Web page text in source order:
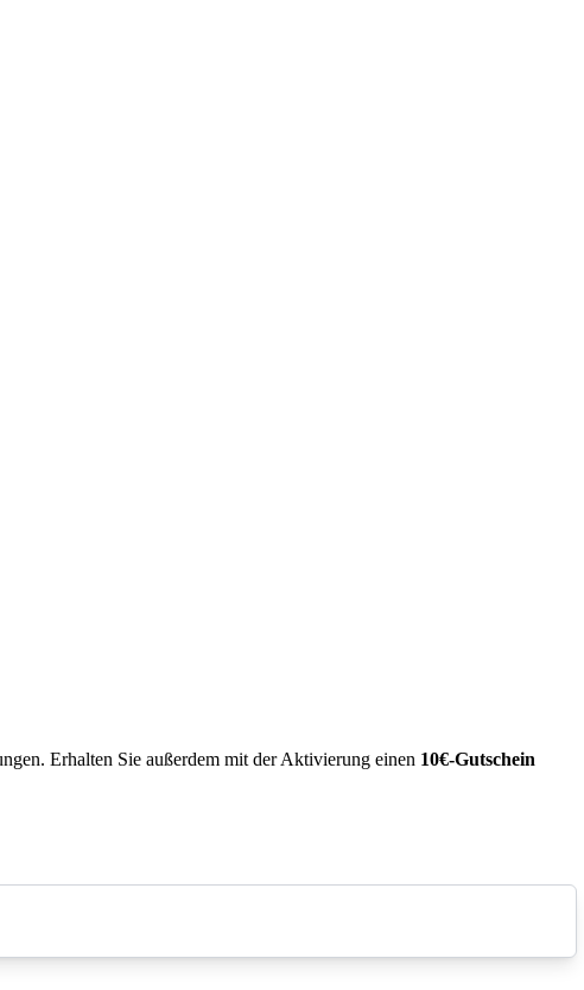
Erhalten Sie außerdem mit der Aktivierung einen 10€-Gutschein